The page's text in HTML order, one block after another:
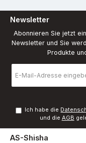
Newsletter
Abonnieren Sie jetzt
Newsletter und Sie
Produkte
Mail-
*
Ich habe die
und die AGB
AS-Shisha